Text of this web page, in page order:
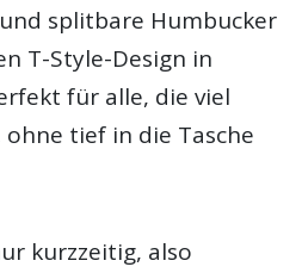
splitbare Humbucker
T-Style-Design in
für alle, die viel
tief in die Tasche
kurzzeitig, also